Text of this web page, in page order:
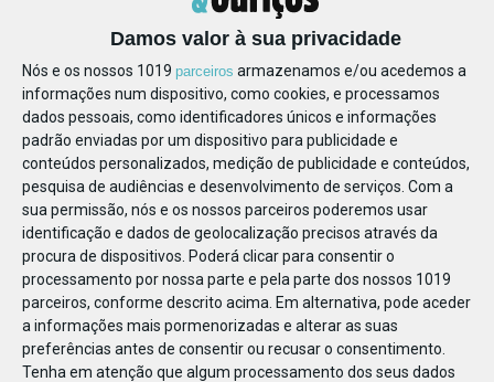
Damos valor à sua privacidade
Nós e os nossos 1019 parceiros armazenamos e/ou acedemos a
informações num dispositivo, como cookies, e processamos
dados pessoais, como identificadores únicos e informações
padrão enviadas por um dispositivo para publicidade e
conteúdos personalizados, medição de publicidade e conteúdos,
pesquisa de audiências e desenvolvimento de serviços. Com a
sua permissão, nós e os nossos parceiros poderemos usar
identificação e dados de geolocalização precisos através da
procura de dispositivos. Poderá clicar para consentir o
processamento por nossa parte e pela parte dos nossos 1019
parceiros, conforme descrito acima. Em alternativa, pode aceder
a informações mais pormenorizadas e alterar as suas
preferências antes de consentir ou recusar o consentimento.
Tenha em atenção que algum processamento dos seus dados
502051941467125